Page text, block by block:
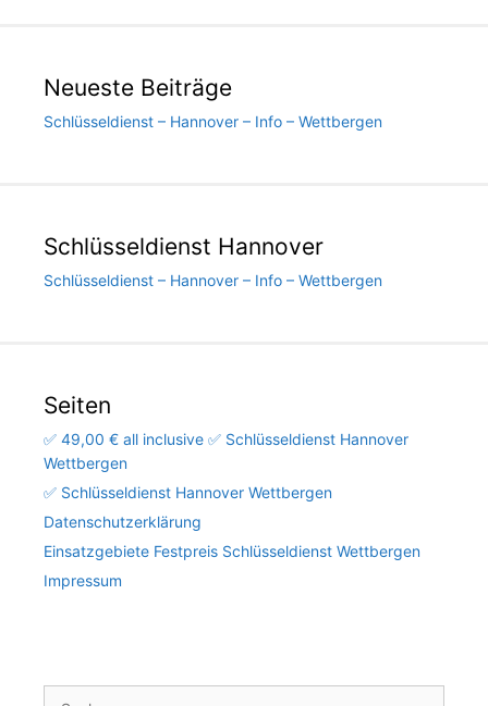
Neueste Beiträge
Schlüsseldienst – Hannover – Info – Wettbergen
Schlüsseldienst Hannover
Schlüsseldienst – Hannover – Info – Wettbergen
Seiten
✅ 49,00 € all inclusive ✅ Schlüsseldienst Hannover
Wettbergen
✅ Schlüsseldienst Hannover Wettbergen
Datenschutzerklärung
Einsatzgebiete Festpreis Schlüsseldienst Wettbergen
Impressum